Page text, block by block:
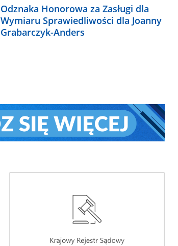
Odznaka Honorowa za Zasługi dla
Wymiaru Sprawiedliwości dla Joanny
Grabarczyk-Anders